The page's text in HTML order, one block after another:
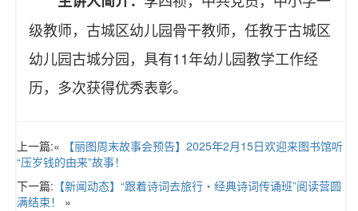
级教师，古城区幼儿园骨干教师，任教于古城区
幼儿园古城分园，具有11年幼儿园教学工作经
历，多次获得优秀表彰。
上一篇:«
【丽图周末故事会预告】2025年2月15日欢迎来图书馆听
“压岁钱的由来”故事！
下一篇: 【新闻动态】“跟着诗词去旅行・经典诗词传诵班”阅读营圆
满结束！
»